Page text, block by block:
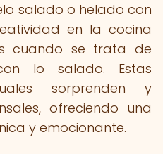
salado o helado con
en la cocina
cuando se trata de
lo salado. Estas
sorprenden y
ofreciendo una
y emocionante.